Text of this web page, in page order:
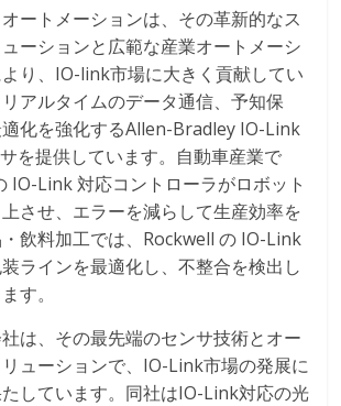
ートメーションは、その革新的なス
ーションと広範な産業オートメーシ
り、IO-link市場に大きく貢献してい
アルタイムのデータ通信、予知保
化を強化するAllen-Bradley IO-Link
を提供しています。自動車産業で
IO-Link 対応コントローラがロボット
させ、エラーを減らして生産効率を
飲料加工では、Rockwell の IO-Link
ラインを最適化し、不整合を検出し
す。
は、その最先端のセンサ技術とオー
リューションで、IO-Link市場の発展に
しています。同社はIO-Link対応の光